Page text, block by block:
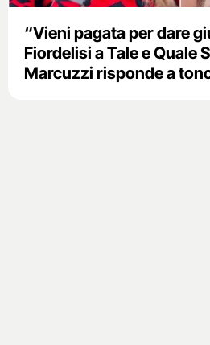
“Vieni pagata per dare
Fiordelisi a Tale e Quale
Marcuzzi risponde a